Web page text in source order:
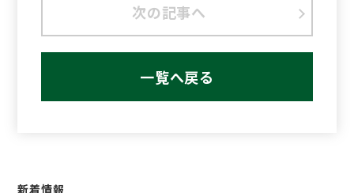
一覧へ戻る
次の記事へ
新着情報